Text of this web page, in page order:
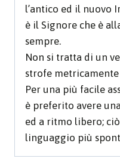
l’antico ed il nuovo
è il Signore che è
sempre.
Non si tratta di un
strofe
Per una più facile
è preferito avere
ed a ritmo libero;
linguaggio più